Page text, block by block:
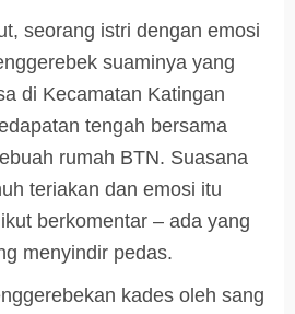
seorang istri dengan emosi
suaminya yang
di Kecamatan Katingan
tengah bersama
rumah BTN. Suasana
teriakan dan emosi itu
berkomentar – ada yang
menyindir pedas.
kades oleh sang